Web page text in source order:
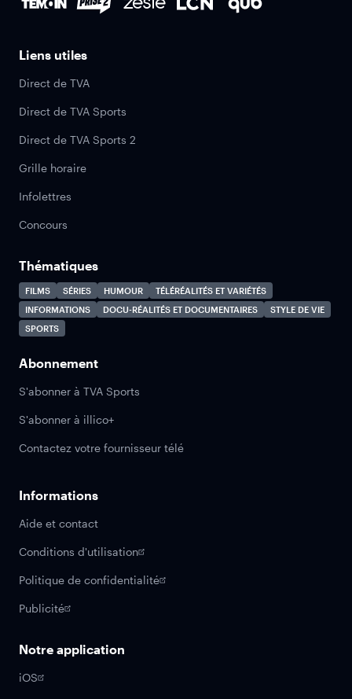
Liens utiles
Direct de TVA
Direct de TVA Sports
Direct de TVA Sports 2
Grille horaire
Infolettres
Concours
Thématiques
FILMS SÉRIES HUMOUR
TÉLÉRÉALITÉS ET VARIÉTÉS
INFORMATIONS
DOCU-RÉALITÉS ET DOCUMENTAIRES
STYLE DE VIE
SPORTS
Abonnement
S'abonner à TVA Sports
S'abonner à illico+
Contactez votre fournisseur télé
Informations
Aide et contact
Conditions d'utilisation
Politique de confidentialité
Publicité
Notre application
iOS